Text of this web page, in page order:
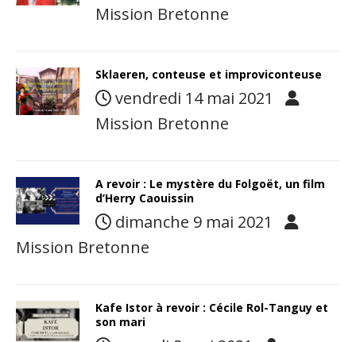
Mission Bretonne
Sklaeren, conteuse et improviconteuse
vendredi 14 mai 2021
Mission Bretonne
A revoir : Le mystère du Folgoët, un film
d’Herry Caouissin
dimanche 9 mai 2021
Mission Bretonne
Kafe Istor à revoir : Cécile Rol-Tanguy et
son mari